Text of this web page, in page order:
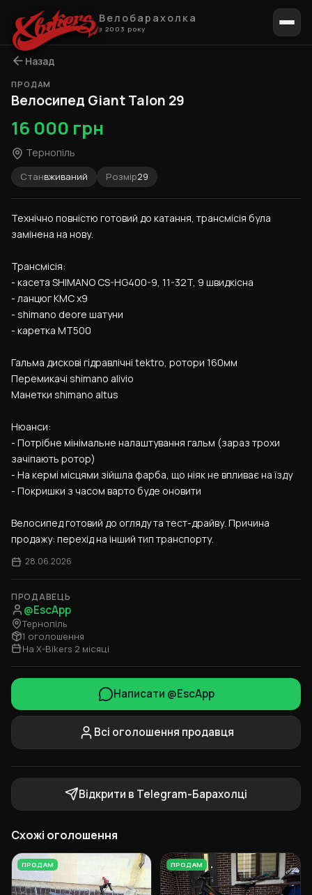
Велобарахолка
з 2003 року
Назад
ПРОДАМ
Велосипед Giant Talon 29
16 000 грн
Тернопіль
Станвживаний Розмір29
Технічно повністю готовий до катання, трансмісія була
замінена на нову.
Трансмісія:
- касета SHIMANO CS-HG400-9, 11-32T, 9 швидкісна
- ланцюг KMC x9
- shimano deore шатуни
- каретка MT500
Гальма дискові гідравлічні tektro, ротори 160мм
Перемикачі shimano alivio
Манетки shimano altus
Нюанси:
- Потрібне мінімальне налаштування гальм (зараз трохи
зачіпають ротор)
- На кермі місцями зійшла фарба, що ніяк не впливає на їзду
- Покришки з часом варто буде оновити
Велосипед готовий до огляду та тест-драйву. Причина
продажу: перехід на інший тип транспорту.
28.06.2026
ПРОДАВЕЦЬ
@EscApp
Тернопіль
1 оголошення
На X-Bikers 2 місяці
Написати @EscApp
Всі оголошення продавця
Відкрити в Telegram-Барахолці
Схожі оголошення
ПРОДАМ ПРОДАМ